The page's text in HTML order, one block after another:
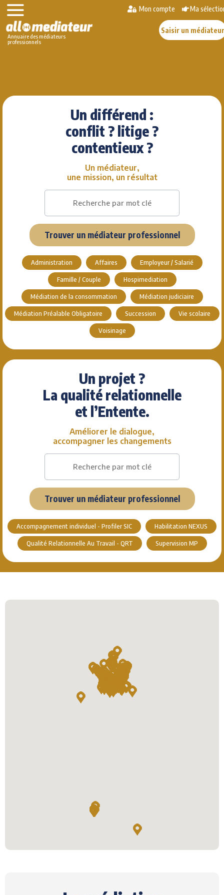
Skip
Annuaire des médiateurs
professionnels
Mon compte Ma
Saisir un médiateur
Un différend :
conflit ? litige ?
contentieux ?
Un médiateur,
une mission, un résultat
Trouver un médiateur professionnel
Administration Affaires Employeur / Salarié
Famille / Couple Hospimediation
Médiation de la consommation Médiation judiciaire
Médiation Préalable Obligatoire Succession Vie scolaire
Voisinage
Un projet ?
La qualité relationnelle
et l’Entente.
Améliorer le dialogue,
accompagner les changements
Trouver un médiateur professionnel
Accompagnement individuel - Profiler SIC Habilitation NEXUS
Qualité Relationnelle Au Travail - QRT Supervision MP